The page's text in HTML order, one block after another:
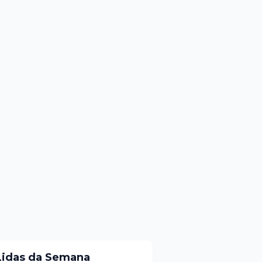
da Semana